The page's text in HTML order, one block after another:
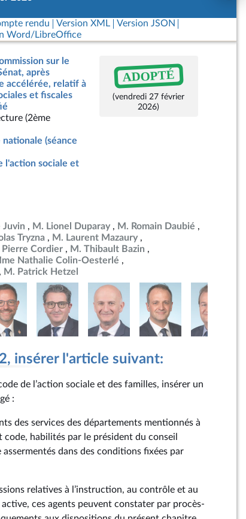
rendu Version XML
Version JSON
Word/LibreOffice
sur le
après
accélérée, relatif à
et fiscales
(2ème
nationale (séance
l'action sociale et
ADOPTÉ
(vendredi 27 février
2026)
Juvin M. Lionel Duparay
M. Romain Daubié
Tryzna
M. Laurent Mazaury
Pierre Cordier
M. Thibault Bazin
Nathalie Colin-Oesterlé
M. Patrick Hetzel
2, insérer l'article suivant:
de l’action sociale et des familles, insérer un
:
des services des départements mentionnés à
code, habilités par le président du conseil
dans des conditions fixées par
relatives à l’instruction, au contrôle et au
ces agents peuvent constater par procès-